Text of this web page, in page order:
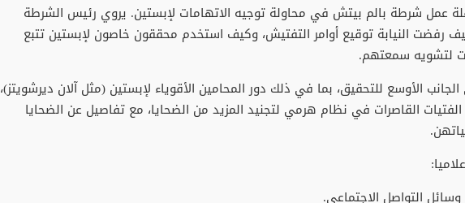
شرطة بالم بيتش في محاولة توجيه الاتهامات لإبستين. يروي رئيس الشرطة
رفضت النيابة توقيع أوامر التفتيش، وكيف استخدم محققون خاصون لإبستين تتبع
لتشويه سمعتهم.
الجانب الأوسع للتحقيق، بما في ذلك دور المحامين الأقوياء لإبستين (مثل آلان ديرشويتز)،
القاصرات في نظام هرمي لتجنيد المزيد من الضحايا، مع تفاصيل عن الضحايا
التواصل الاجتماعي.